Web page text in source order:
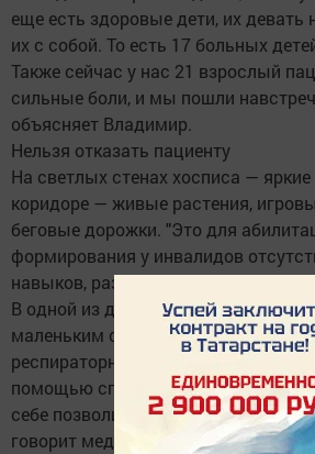
еще есть здоровые дети, их девать
их с собой. То есть 17 больных
Также сейчас у нас 21 взрослый
сильные боли, и мы пошли
объясняет Владимир.
Нельзя отказать пациенту
На светлых стенах хосписа —
коридоре — живые растения,
беговые дорожки. "Это для
формирования у инвалидов
навыков, развивает моторику", —
В одной из детских палат живет
маленьким сыном, которому
респираторная поддержка
помощью специального аппарата).
себе позволить такие процедуры, а
говорит медсестра. В палате — две